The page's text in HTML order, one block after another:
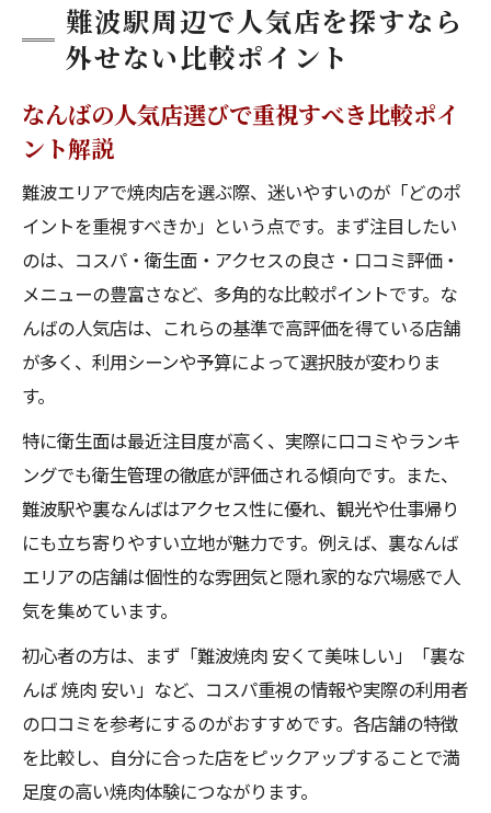
難波駅周辺で人気店を探すなら
外せない比較ポイント
なんばの人気店選びで重視すべき比較ポイ
ント解説
難波エリアで焼肉店を選ぶ際、迷いやすいのが「どのポ
イントを重視すべきか」という点です。まず注目したい
のは、コスパ・衛生面・アクセスの良さ・口コミ評価・
メニューの豊富さなど、多角的な比較ポイントです。な
んばの人気店は、これらの基準で高評価を得ている店舗
が多く、利用シーンや予算によって選択肢が変わりま
す。
特に衛生面は最近注目度が高く、実際に口コミやランキ
ングでも衛生管理の徹底が評価される傾向です。また、
難波駅や裏なんばはアクセス性に優れ、観光や仕事帰り
にも立ち寄りやすい立地が魅力です。例えば、裏なんば
エリアの店舗は個性的な雰囲気と隠れ家的な穴場感で人
気を集めています。
初心者の方は、まず「難波焼肉 安くて美味しい」「裏な
んば 焼肉 安い」など、コスパ重視の情報や実際の利用者
の口コミを参考にするのがおすすめです。各店舗の特徴
を比較し、自分に合った店をピックアップすることで満
足度の高い焼肉体験につながります。